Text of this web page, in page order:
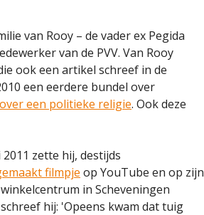
van Rooy – de vader ex Pegida
van de PVV. Van Rooy
ook een artikel schreef in de
een eerdere bundel over
een politieke religie. Ook deze
zette hij, destijds
filmpje op YouTube en op zijn
in Scheveningen
hij: 'Opeens kwam dat tuig